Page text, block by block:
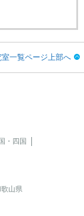
一覧ページ上部へ
・四国
山県